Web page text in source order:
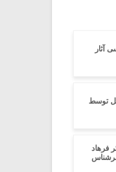
آثار
توسط
فرهاد